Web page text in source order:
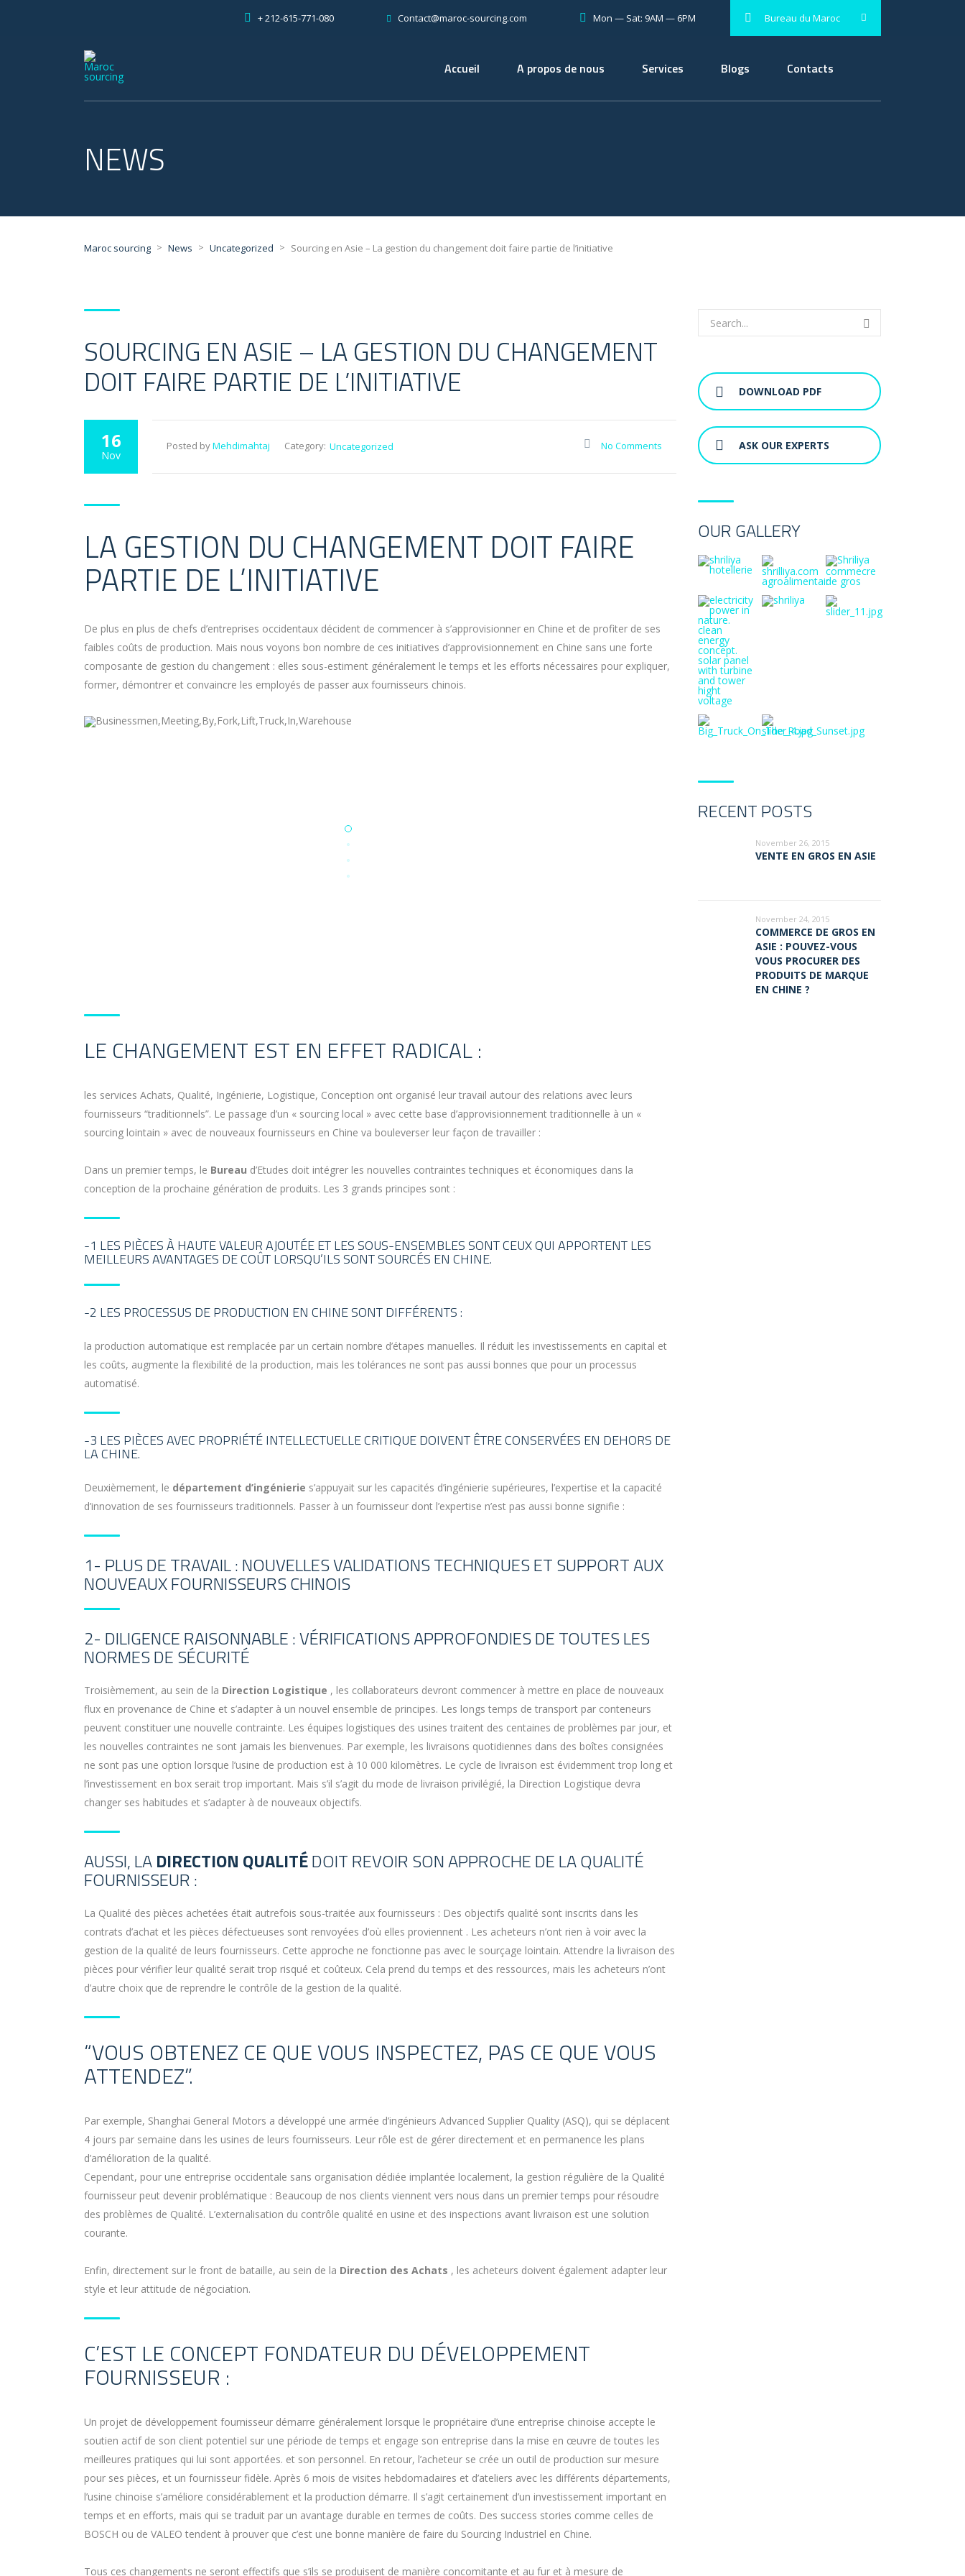
Bureau du Maroc
+ 212-615-771-080 Contact@maroc-sourcing.com Mon — Sat: 9AM — 6PM
Accueil A propos de nous Services Blogs Contacts
NEWS
Maroc sourcing > News > Uncategorized > Sourcing en Asie – La gestion du changement doit faire partie de l’initiative
SOURCING EN ASIE – LA GESTION DU CHANGEMENT
DOIT FAIRE PARTIE DE L’INITIATIVE
16
Nov
Posted byMehdimahtaj Category: Uncategorized No Comments
LA GESTION DU CHANGEMENT DOIT FAIRE
PARTIE DE L’INITIATIVE
De plus en plus de chefs d’entreprises occidentaux décident de commencer à s’approvisionner en Chine et de profiter de ses
faibles coûts de production. Mais nous voyons bon nombre de ces initiatives d’approvisionnement en Chine sans une forte
composante de gestion du changement : elles sous-estiment généralement le temps et les efforts nécessaires pour expliquer,
former, démontrer et convaincre les employés de passer aux fournisseurs chinois.
LE CHANGEMENT EST EN EFFET RADICAL :
les services Achats, Qualité, Ingénierie, Logistique, Conception ont organisé leur travail autour des relations avec leurs
fournisseurs “traditionnels”. Le passage d’un « sourcing local » avec cette base d’approvisionnement traditionnelle à un «
sourcing lointain » avec de nouveaux fournisseurs en Chine va bouleverser leur façon de travailler :
Dans un premier temps, le Bureau d’Etudes doit intégrer les nouvelles contraintes techniques et économiques dans la
conception de la prochaine génération de produits. Les 3 grands principes sont :
-1 LES PIÈCES À HAUTE VALEUR AJOUTÉE ET LES SOUS-ENSEMBLES SONT CEUX QUI APPORTENT LES
MEILLEURS AVANTAGES DE COÛT LORSQU’ILS SONT SOURCÉS EN CHINE.
-2 LES PROCESSUS DE PRODUCTION EN CHINE SONT DIFFÉRENTS :
la production automatique est remplacée par un certain nombre d’étapes manuelles. Il réduit les investissements en capital et
les coûts, augmente la flexibilité de la production, mais les tolérances ne sont pas aussi bonnes que pour un processus
automatisé.
-3 LES PIÈCES AVEC PROPRIÉTÉ INTELLECTUELLE CRITIQUE DOIVENT ÊTRE CONSERVÉES EN DEHORS DE
LA CHINE.
Deuxièmement, le département d’ingénierie s’appuyait sur les capacités d’ingénierie supérieures, l’expertise et la capacité
d’innovation de ses fournisseurs traditionnels. Passer à un fournisseur dont l’expertise n’est pas aussi bonne signifie :
1- PLUS DE TRAVAIL : NOUVELLES VALIDATIONS TECHNIQUES ET SUPPORT AUX
NOUVEAUX FOURNISSEURS CHINOIS
2- DILIGENCE RAISONNABLE : VÉRIFICATIONS APPROFONDIES DE TOUTES LES
NORMES DE SÉCURITÉ
Troisièmement, au sein de la Direction Logistique , les collaborateurs devront commencer à mettre en place de nouveaux
flux en provenance de Chine et s’adapter à un nouvel ensemble de principes. Les longs temps de transport par conteneurs
peuvent constituer une nouvelle contrainte. Les équipes logistiques des usines traitent des centaines de problèmes par jour, et
les nouvelles contraintes ne sont jamais les bienvenues. Par exemple, les livraisons quotidiennes dans des boîtes consignées
ne sont pas une option lorsque l’usine de production est à 10 000 kilomètres. Le cycle de livraison est évidemment trop long et
l’investissement en box serait trop important. Mais s’il s’agit du mode de livraison privilégié, la Direction Logistique devra
changer ses habitudes et s’adapter à de nouveaux objectifs.
AUSSI, LADIRECTION QUALITÉDOIT REVOIR SON APPROCHE DE LA QUALITÉ
FOURNISSEUR :
La Qualité des pièces achetées était autrefois sous-traitée aux fournisseurs : Des objectifs qualité sont inscrits dans les
contrats d’achat et les pièces défectueuses sont renvoyées d’où elles proviennent . Les acheteurs n’ont rien à voir avec la
gestion de la qualité de leurs fournisseurs. Cette approche ne fonctionne pas avec le sourçage lointain. Attendre la livraison des
pièces pour vérifier leur qualité serait trop risqué et coûteux. Cela prend du temps et des ressources, mais les acheteurs n’ont
d’autre choix que de reprendre le contrôle de la gestion de la qualité.
“VOUS OBTENEZ CE QUE VOUS INSPECTEZ, PAS CE QUE VOUS
ATTENDEZ”.
Par exemple, Shanghai General Motors a développé une armée d’ingénieurs Advanced Supplier Quality (ASQ), qui se déplacent
4 jours par semaine dans les usines de leurs fournisseurs. Leur rôle est de gérer directement et en permanence les plans
d’amélioration de la qualité.
Cependant, pour une entreprise occidentale sans organisation dédiée implantée localement, la gestion régulière de la Qualité
fournisseur peut devenir problématique : Beaucoup de nos clients viennent vers nous dans un premier temps pour résoudre
des problèmes de Qualité. L’externalisation du contrôle qualité en usine et des inspections avant livraison est une solution
courante.
Enfin, directement sur le front de bataille, au sein de la Direction des Achats , les acheteurs doivent également adapter leur
style et leur attitude de négociation.
C’EST LE CONCEPT FONDATEUR DU DÉVELOPPEMENT
FOURNISSEUR :
Un projet de développement fournisseur démarre généralement lorsque le propriétaire d’une entreprise chinoise accepte le
soutien actif de son client potentiel sur une période de temps et engage son entreprise dans la mise en œuvre de toutes les
meilleures pratiques qui lui sont apportées. et son personnel. En retour, l’acheteur se crée un outil de production sur mesure
pour ses pièces, et un fournisseur fidèle. Après 6 mois de visites hebdomadaires et d’ateliers avec les différents départements,
l’usine chinoise s’améliore considérablement et la production démarre. Il s’agit certainement d’un investissement important en
temps et en efforts, mais qui se traduit par un avantage durable en termes de coûts. Des success stories comme celles de
BOSCH ou de VALEO tendent à prouver que c’est une bonne manière de faire du Sourcing Industriel en Chine.
Tous ces changements ne seront effectifs que s’ils se produisent de manière concomitante et au fur et à mesure de
DOWNLOAD PDF
ASK OUR EXPERTS
OUR GALLERY
RECENT POSTS
November 26, 2015
VENTE EN GROS EN ASIE
November 24, 2015
COMMERCE DE GROS EN
ASIE : POUVEZ-VOUS
VOUS PROCURER DES
PRODUITS DE MARQUE
EN CHINE ?